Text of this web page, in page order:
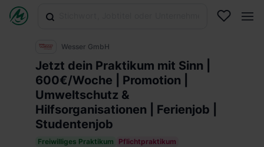
Wesser GmbH
Jetzt dein Praktikum mit Sinn |
600€/Woche | Promotion |
Umweltschutz &
Hilfsorganisationen | Ferienjob |
Studentenjob
Freiwilliges Praktikum
Pflichtpraktikum